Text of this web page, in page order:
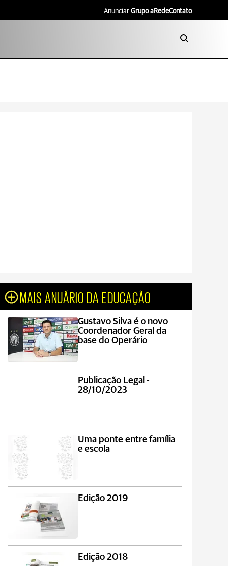
Anunciar Grupo aRedeContato
MAIS ANUÁRIO DA EDUCAÇÃO
Gustavo Silva é o novo
Coordenador Geral da
base do Operário
Publicação Legal -
28/10/2023
Uma ponte entre família
e escola
Edição 2019
Edição 2018